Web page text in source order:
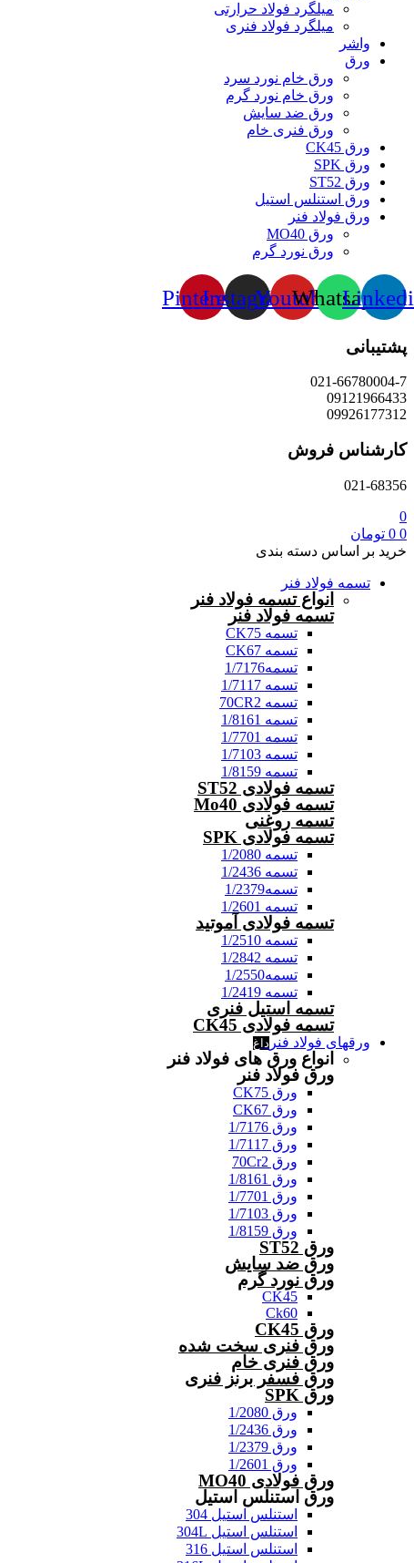
میلگرد فولاد حرارتی
میلگرد فولاد فنری
واشر
ورق
ورق خام نورد سرد
ورق خام نورد گرم
ورق ضد سایش
ورق فنری خام
ورق CK45
ورق SPK
ورق ST52
ورق استنلس استیل
ورق فولاد فنر
ورق MO40
ورق نورد گرم
Whatsapp
Youtube
Instagram
Pinterest
پشتیبانی
021-66780004-7
09121966433
09926177312
کارشناس فروش
021-68356
0
0
0 تومان
خرید بر اساس دسته بندی
تسمه فولاد فنر
انواع تسمه فولاد فنر
تسمه فولاد فنر
تسمه CK75
تسمه CK67
تسمه1/7176
تسمه 1/7117
تسمه 70CR2
تسمه 1/8161
تسمه 1/7701
تسمه 1/7103
تسمه 1/8159
تسمه فولادی ST52
تسمه فولادی Mo40
تسمه روغنی
تسمه فولادی SPK
تسمه 1/2080
تسمه 1/2436
تسمه1/2379
تسمه 1/2601
تسمه فولادی آموتید
تسمه 1/2510
تسمه 1/2842
تسمه1/2550
تسمه 1/2419
تسمه استیل فنری
تسمه فولادی CK45
ورقهای فولاد فنر داغ
انواع ورق های فولاد فنر
ورق فولاد فنر
ورق CK75
ورق CK67
ورق 1/7176
ورق 1/7117
ورق 70Cr2
ورق 1/8161
ورق 1/7701
ورق 1/7103
ورق 1/8159
ورق ST52
ورق ضد سایش
ورق نورد گرم
CK45
Ck60
ورق CK45
ورق فنری سخت شده
ورق فنری خام
ورق فسفر برنز فنری
ورق SPK
ورق 1/2080
ورق 1/2436
ورق 1/2379
ورق 1/2601
ورق فولادی MO40
ورق استنلس استیل
استنلس استیل 304
استنلس استیل 304L
استنلس استیل 316